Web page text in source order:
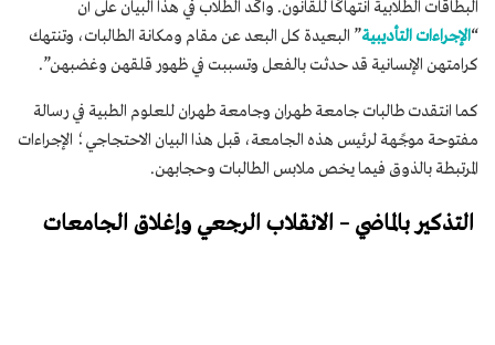
البطاقات الطلابية انتهاكًا للقانون. وأكَّد الطلاب في هذا البيان على أن
“الإجراءات التأديبية” البعيدة كل البعد عن مقام ومكانة الطالبات، وتنتهك
كرامتهن الإنسانية قد حدثت بالفعل وتسببت في ظهور قلقهن وغضبهن”.
كما انتقدت طالبات جامعة طهران وجامعة طهران للعلوم الطبية في رسالة
مفتوحة موجًهة لرئيس هذه الجامعة، قبل هذا البيان الاحتجاجي؛ الإجراءات
المرتبطة بالذوق فيما يخص ملابس الطالبات وحجابهن.
التذكير بالماضي – الانقلاب الرجعي وإغلاق الجامعات